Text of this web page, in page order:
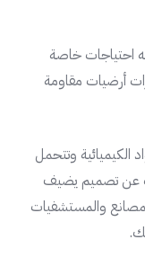
احتياجات خاصة
أرضيات مقاومة
وتتحمل
عن تصميم يضيف
والمستشفيات